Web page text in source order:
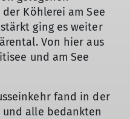
Köhlerei am See
ging es weiter
Von hier aus
und am See
fand in der
alle bedankten